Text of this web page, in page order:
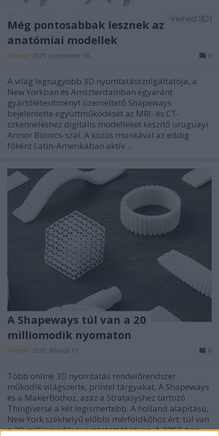
Még pontosabbak lesznek az
anatómiai modellek
ferenck • 2021. szeptember 16. 0
A világ legnagyobb 3D nyomtatásszolgáltatója, a
New Yorkban és Amszterdamban egyaránt
gyártólétesítményt üzemeltető Shapeways
bejelentette együttműködését az MRI- és CT-
szkenneléshez digitális modelleket készítő uruguayi
Armor Bionics-szal. A közös munkával az eddig
főként Latin-Amerikában aktív…
A Shapeways túl van a 20
milliomodik nyomaton
ferenck • 2021. február 17. 0
Több online 3D nyomtatás rendelőrendszer
működik világszerte, printel tárgyakat. A Shapeways
és a MakerBothoz, azaz a Stratasyshez tartozó
Thingiverse a két legismertebb. A holland alapítású,
New York székhelyű előbbi mérföldkőhöz ért: túl van
a 20 milliomodik nyomtatott tárgyon. A 2007-ben